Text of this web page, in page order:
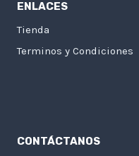
ENLACES
Tienda
Terminos y Condiciones
CONTÁCTANOS